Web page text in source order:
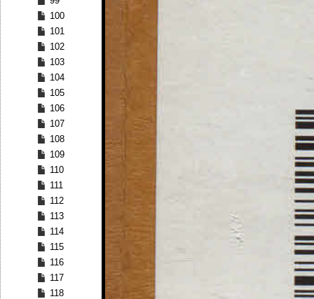
100
101
102
103
104
105
106
107
108
109
110
111
112
113
114
115
116
117
118